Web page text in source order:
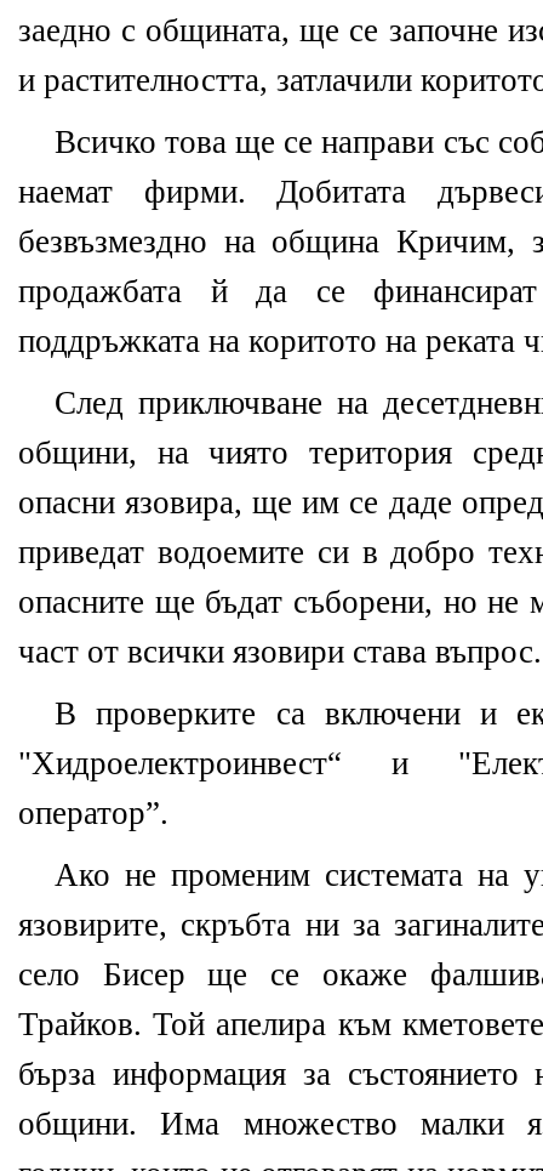
заедно с общината, ще се започне
и растителността, затлачили
Всичко това ще се направи със
наемат фирми. Добитата
безвъзмездно на община Кричим,
продажбата й да се
поддръжката на коритото на реката
След приключване на
общини, на чиято територия
опасни язовира, ще им се даде
приведат водоемите си в добро
опасните ще бъдат съборени, но не
част от всички язовири става въпрос.
В проверките са включени и
"Хидроелектроинвест“ и
оператор”.
Ако не променим системата на
язовирите, скръбта ни за
село Бисер ще се окаже
Трайков. Той апелира към
бърза информация за състоянието
общини. Има множество малки